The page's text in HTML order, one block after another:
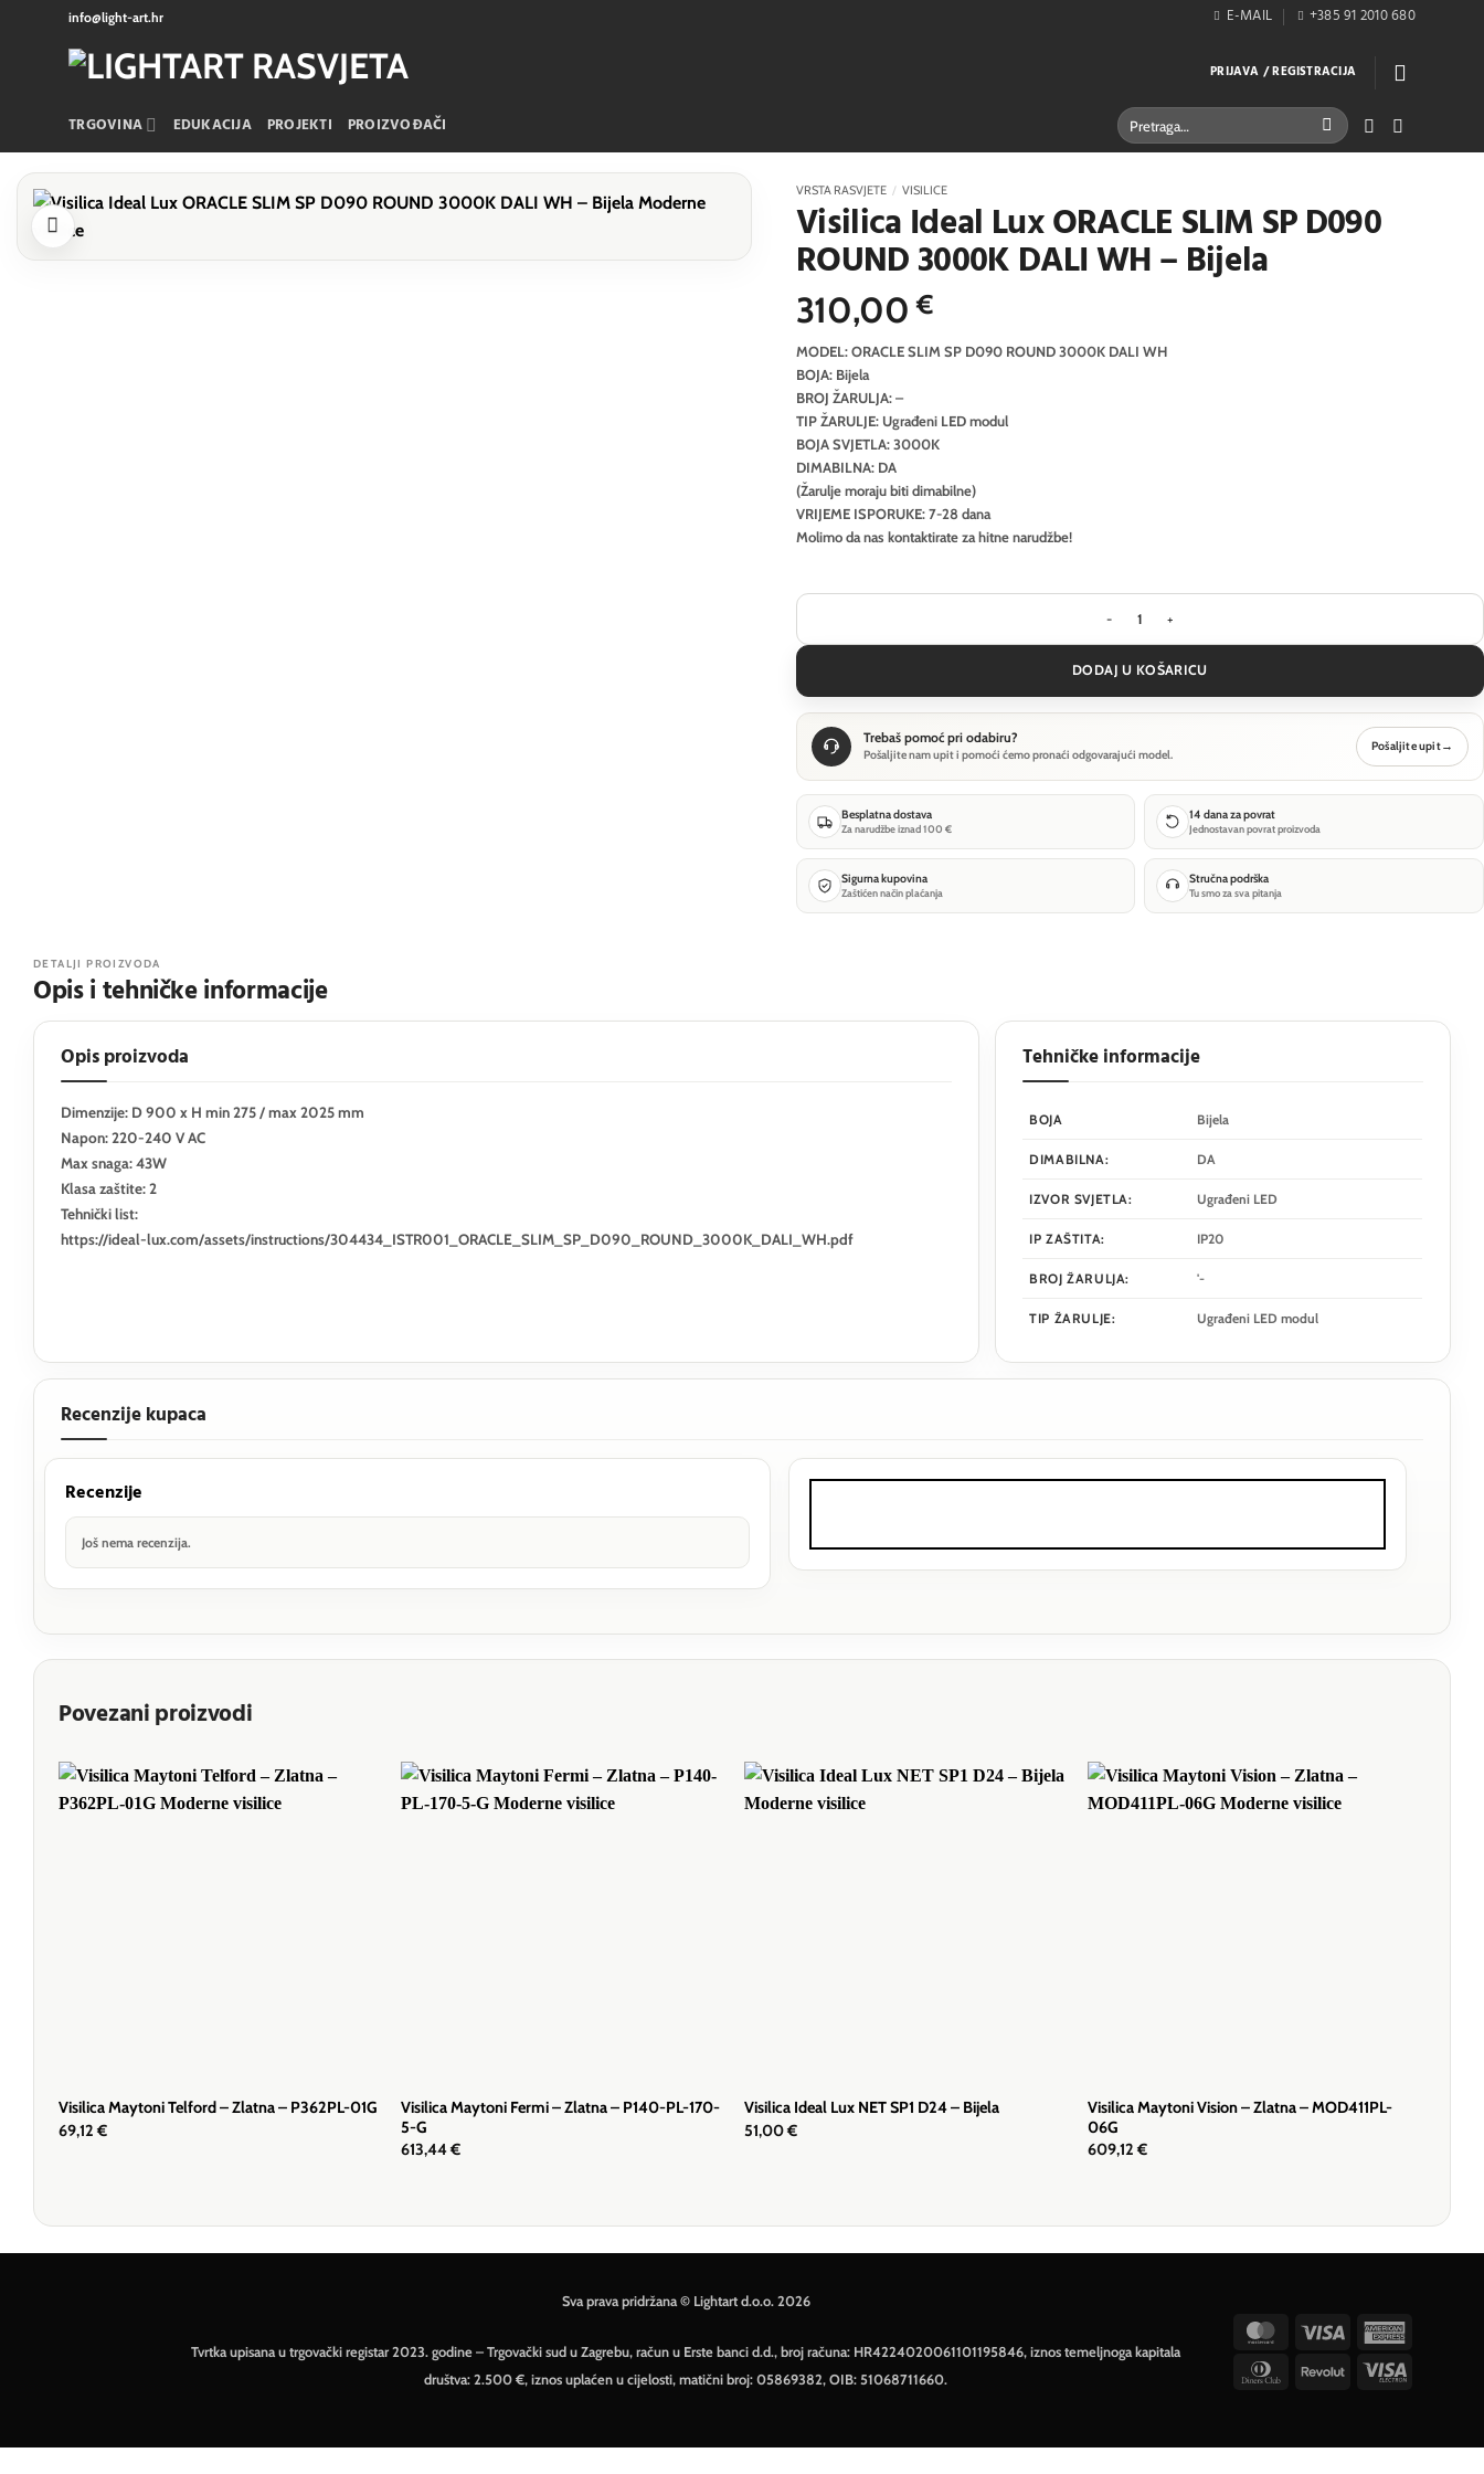
info@light-art.hr E-MAIL +385 91 2010 680
PRIJAVA / REGISTRACIJA
TRGOVINA EDUKACIJA PROJEKTI PROIZVOĐAČI Pretraži:
VRSTA RASVJETE / VISILICE
Visilica Ideal Lux ORACLE SLIM SP D090
ROUND 3000K DALI WH – Bijela
310,00€
MODEL: ORACLE SLIM SP D090 ROUND 3000K DALI WH
BOJA: Bijela
BROJ ŽARULJA: –
TIP ŽARULJE: Ugrađeni LED modul
BOJA SVJETLA: 3000K
DIMABILNA: DA
(Žarulje moraju biti dimabilne)
VRIJEME ISPORUKE: 7-28 dana
Molimo da nas kontaktirate za hitne narudžbe!
Visilica Ideal Lux ORACLE SLIM SP D090
DODAJ U KOŠARICU
Trebaš pomoć pri odabiru?
Pošaljite nam upit i pomoći ćemo pronaći odgovarajući model.
Pošaljite upit→
Besplatna dostava
Za narudžbe iznad 100 €
14 dana za povrat
Jednostavan povrat proizvoda
Sigurna kupovina
Zaštićen način plaćanja
Stručna podrška
Tu smo za sva pitanja
DETALJI PROIZVODA
Opis i tehničke informacije
Opis proizvoda
Dimenzije: D 900 x H min 275 / max 2025 mm
Napon: 220-240 V AC
Max snaga: 43W
Klasa zaštite: 2
Tehnički list:
https://ideal-lux.com/assets/instructions/304434_ISTR001_ORACLE_SLIM_SP_D090_ROUND_3000K_DALI_WH.pdf
Tehničke informacije
BOJA Bijela
DIMABILNA: DA
IZVOR SVJETLA: Ugrađeni LED
IP ZAŠTITA: IP20
BROJ ŽARULJA: '-
TIP ŽARULJE: Ugrađeni LED modul
Recenzije kupaca
Recenzije
Još nema recenzija.
Povezani proizvodi
Visilica Maytoni Telford – Zlatna – P362PL-01G
69,12 €
Visilica Maytoni Fermi – Zlatna – P140-PL-170-
5-G
613,44€
Visilica Ideal Lux NET SP1 D24 – Bijela
51,00€
Visilica Maytoni Vision – Zlatna – MOD411PL-
06G
609,12 €
Sva prava pridržana © Lightart d.o.o. 2026
Tvrtka upisana u trgovački registar 2023. godine – Trgovački sud u Zagrebu, račun u Erste banci d.d., broj računa: HR4224020061101195846, iznos temeljnoga kapitala
društva: 2.500 €, iznos uplaćen u cijelosti, matični broj: 05869382, OIB: 51068711660.
MasterCard
Visa
DinnersRevolutVisa